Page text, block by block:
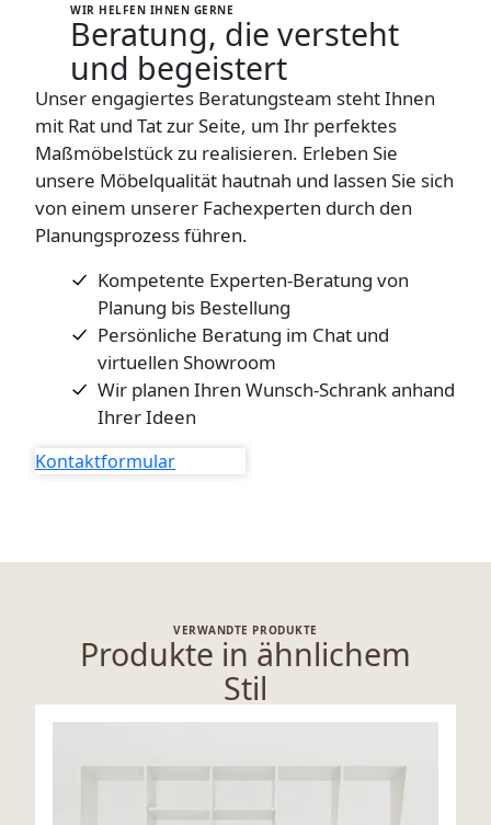
WIR HELFEN IHNEN GERNE
Beratung, die versteht
und begeistert
Unser engagiertes Beratungsteam steht Ihnen
mit Rat und Tat zur Seite, um Ihr perfektes
Maßmöbelstück zu realisieren. Erleben Sie
unsere Möbelqualität hautnah und lassen Sie sich
von einem unserer Fachexperten durch den
Planungsprozess führen.
Kompetente Experten-Beratung von
Planung bis Bestellung
Persönliche Beratung im Chat und
virtuellen Showroom
Wir planen Ihren Wunsch-Schrank anhand
Ihrer Ideen
Kontaktformular
VERWANDTE PRODUKTE
Produkte in ähnlichem
Stil